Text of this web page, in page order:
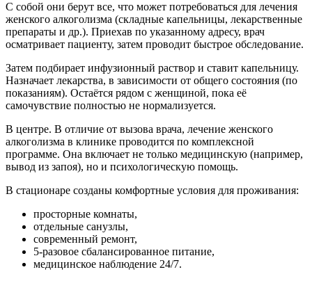
С собой они берут все, что может потребоваться для лечения
женского алкоголизма (складные капельницы, лекарственные
препараты и др.). Приехав по указанному адресу, врач
осматривает пациенту, затем проводит быстрое обследование.
Затем подбирает инфузионный раствор и ставит капельницу.
Назначает лекарства, в зависимости от общего состояния (по
показаниям). Остаётся рядом с женщиной, пока её
самочувствие полностью не нормализуется.
В центре. В отличие от вызова врача, лечение женского
алкоголизма в клинике проводится по комплексной
программе. Она включает не только медицинскую (например,
вывод из запоя), но и психологическую помощь.
В стационаре созданы комфортные условия для проживания:
просторные комнаты,
отдельные санузлы,
современный ремонт,
5-разовое сбалансированное питание,
медицинское наблюдение 24/7.